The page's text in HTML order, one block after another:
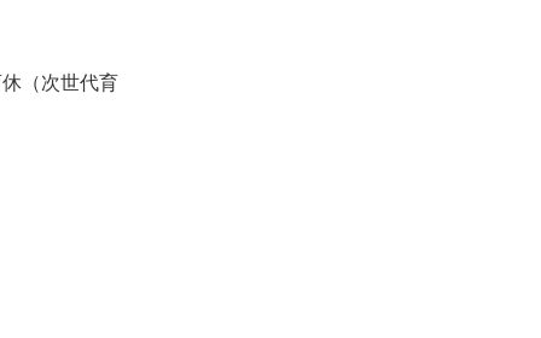
（次世代育